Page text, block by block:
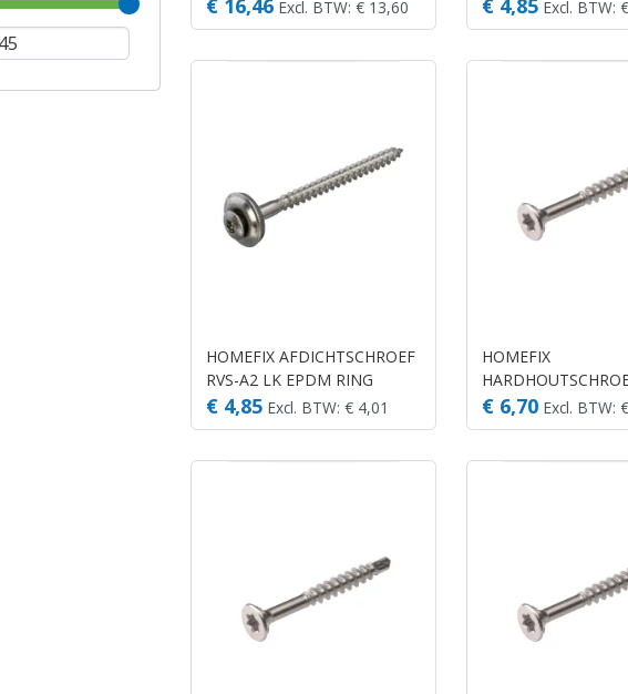
€ 16,46 Excl. BTW: € 13,60 € 4,85 Excl. BTW:
HOMEFIX AFDICHTSCHROEF
RVS-A2 LK EPDM RING
15MM TX-20 4.5X60 (12)
€ 4,85 Excl. BTW: € 4,01
HOMEFIX
410 PK TX-20
€ 6,70 Excl. BTW: